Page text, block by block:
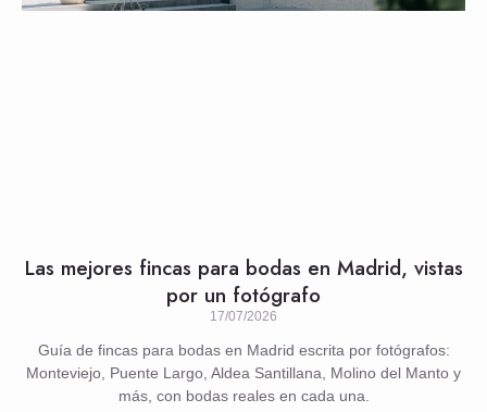
Las mejores fincas para bodas en Madrid, vistas
por un fotógrafo
17/07/2026
Guía de fincas para bodas en Madrid escrita por fotógrafos:
Monteviejo, Puente Largo, Aldea Santillana, Molino del Manto y
más, con bodas reales en cada una.